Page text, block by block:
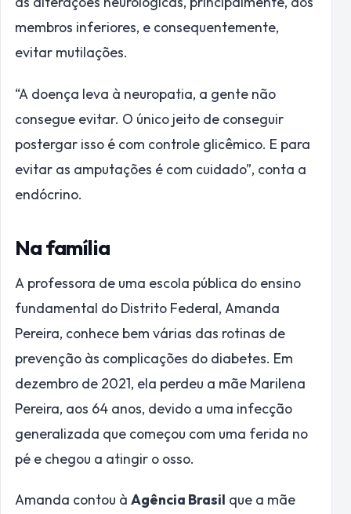
membros inferiores, e consequentemente,
evitar mutilações.
“A doença leva à neuropatia, a gente não
consegue evitar. O único jeito de conseguir
postergar isso é com controle glicêmico. E para
evitar as amputações é com cuidado”, conta a
endócrino.
Na família
A professora de uma escola pública do ensino
fundamental do Distrito Federal, Amanda
Pereira, conhece bem várias das rotinas de
prevenção às complicações do diabetes. Em
dezembro de 2021, ela perdeu a mãe Marilena
Pereira, aos 64 anos, devido a uma infecção
generalizada que começou com uma ferida no
pé e chegou a atingir o osso.
Amanda contou à Agência Brasil que a mãe